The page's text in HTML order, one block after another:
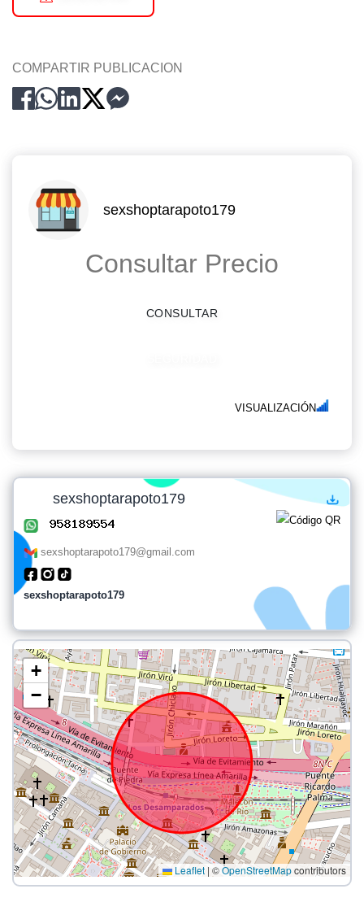
COMPARTIR PUBLICACION
sexshoptarapoto179
Consultar Precio
CONSULTAR
VISUALIZACIÓN
sexshoptarapoto179
sexshoptarapoto179@gmail.com
sexshoptarapoto179
+
−
Leaflet | ©OpenStreetMapcontributors